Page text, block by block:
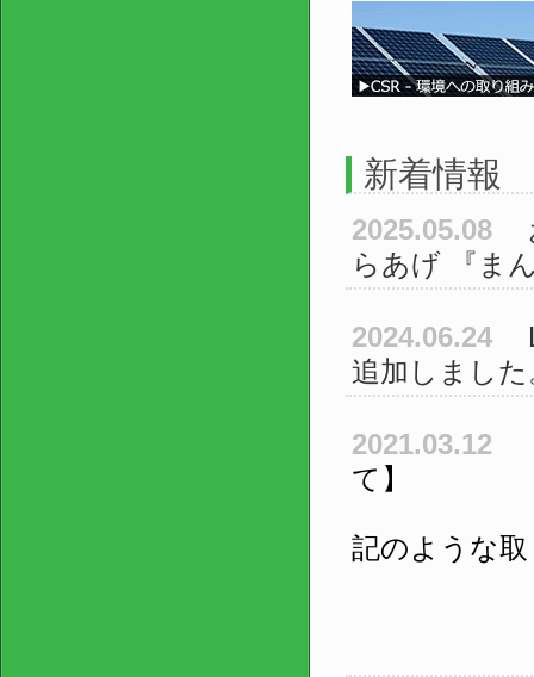
新着情報
2025.05.08
らあげ 『ま
2024.06.24
追加しました
2021.03.12
て】
記のような